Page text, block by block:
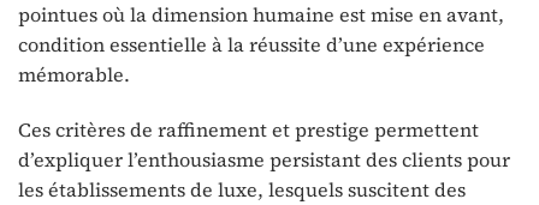
pointues où la dimension humaine est mise en avant,
condition essentielle à la réussite d’une expérience
mémorable.
Ces critères de raffinement et prestige permettent
d’expliquer l’enthousiasme persistant des clients pour
les établissements de luxe, lesquels suscitent des